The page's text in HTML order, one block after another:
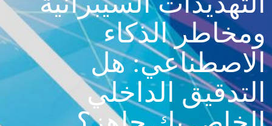
ومخاطر الذكاء
الاصطناعي: هل
التدقيق الداخلي